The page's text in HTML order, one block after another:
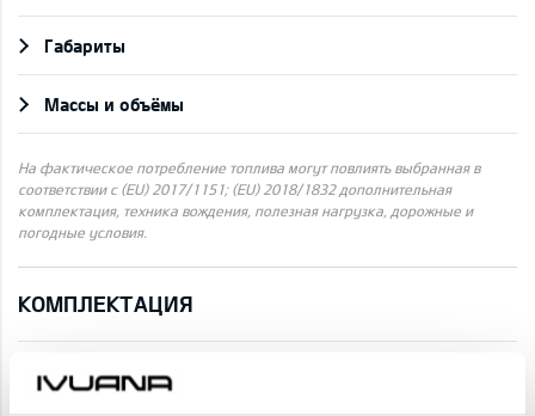
Габариты
Массы и объёмы
На фактическое потребление топлива могут повлиять выбранная в
соответствии с (EU) 2017/1151; (EU) 2018/1832 дополнительная
комплектация, техника вождения, полезная нагрузка, дорожные и
погодные условия.
КОМПЛЕКТАЦИЯ
Интерьер